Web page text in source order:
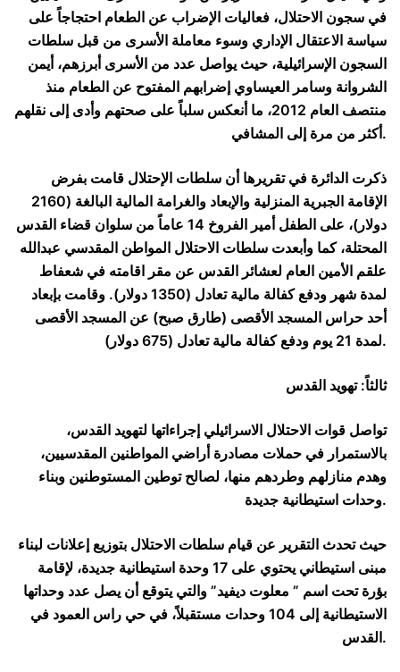
في سجون الاحتلال، فعاليات الإضراب عن الطعام احتجاجاً على
سياسة الاعتقال الإداري وسوء معاملة الأسرى من قبل سلطات
السجون الإسرائيلية، حيث يواصل عدد من الأسرى أبرزهم، أيمن
الشروانة وسامر العيساوي إضرابهم المفتوح عن الطعام منذ
منتصف العام 2012، ما أنعكس سلباً على صحتهم وأدى إلى نقلهم
أكثر من مرة إلى المشافي.
ذكرت الدائرة في تقريرها أن سلطات الإحتلال قامت بفرض
الإقامة الجبرية المنزلية والإبعاد والغرامة المالية البالغة (2160
دولار)، على الطفل أمير الفروخ 14 عاماً من سلوان قضاء القدس
المحتلة، كما وأبعدت سلطات الاحتلال المواطن المقدسي عبدالله
علقم الأمين العام لعشائر القدس عن مقر اقامته في شعفاط
لمدة شهر ودفع كفالة مالية تعادل (1350 دولار). وقامت بإبعاد
أحد حراس المسجد الأقصى (طارق صبح) عن المسجد الأقصى
لمدة 21 يوم ودفع كفالة مالية تعادل (675 دولار).
ثالثاً: تهويد القدس
تواصل قوات الاحتلال الاسرائيلي إجراءاتها لتهويد القدس،
بالاستمرار في حملات مصادرة أراضي المواطنين المقدسيين،
وهدم منازلهم وطردهم منها، لصالح توطين المستوطنين وبناء
وحدات استيطانية جديدة.
حيث تحدث التقرير عن قيام سلطات الاحتلال بتوزيع إعلانات لبناء
مبنى استيطاني يحتوي على 17 وحدة استيطانية جديدة، لإقامة
بؤرة تحت اسم ” معلوت ديفيد” والتي يتوقع أن يصل عدد وحداتها
الاستيطانية إلى 104 وحدات مستقبلاً، في حي راس العمود في
القدس.